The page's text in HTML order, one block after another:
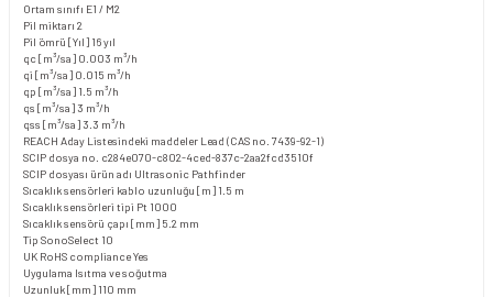
Ortam sınıfı E1 / M2
Pil miktarı 2
Pil ömrü [Yıl] 16 yıl
qc [m³/sa] 0.003 m³/h
qi [m³/sa] 0.015 m³/h
qp [m³/sa] 1.5 m³/h
qs [m³/sa] 3 m³/h
qss [m³/sa] 3.3 m³/h
REACH Aday Listesindeki maddeler Lead (CAS no. 7439-92-1)
SCIP dosya no. c284e070-c802-4ced-837c-2aa2fcd3510f
SCIP dosyası ürün adı Ultrasonic Pathfinder
Sıcaklık sensörleri kablo uzunluğu [m] 1.5 m
Sıcaklık sensörleri tipi Pt 1000
Sıcaklık sensörü çapı [mm] 5.2 mm
Tip SonoSelect 10
UK RoHS complianceYes
Uygulama Isıtma ve soğutma
Uzunluk [mm] 110 mm